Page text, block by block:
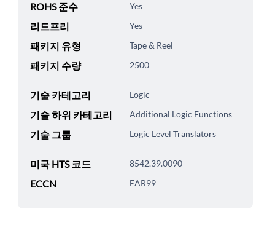
ROHS 준수 Yes
리드프리 Yes
패키지 유형 Tape & Reel
패키지 수량 2500
기술 카테고리 Logic
기술 하위 카테고리 Additional Logic Functions
기술 그룹 Logic Level Translators
미국 HTS 코드 8542.39.0090
ECCN EAR99